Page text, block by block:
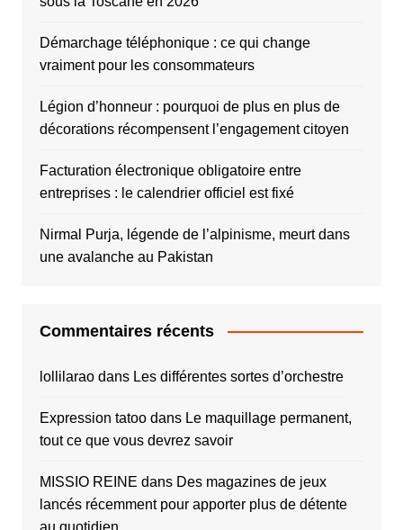
Démarchage téléphonique : ce qui change
vraiment pour les consommateurs
Légion d’honneur : pourquoi de plus en plus de
décorations récompensent l’engagement citoyen
Facturation électronique obligatoire entre
entreprises : le calendrier officiel est fixé
Nirmal Purja, légende de l’alpinisme, meurt dans
une avalanche au Pakistan
Commentaires récents
lollilaraodans Les différentes sortes d’orchestre
Expression tatoodans Le maquillage permanent,
tout ce que vous devrez savoir
MISSIO REINE dans Des magazines de jeux
lancés récemment pour apporter plus de détente
au quotidien.